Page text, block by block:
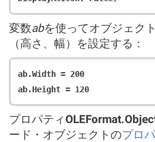
変数abを使ってオブジェク
（高さ、幅）を設定する：
ab.Width = 200
プロパティ
ード・オブジェクトのプロ